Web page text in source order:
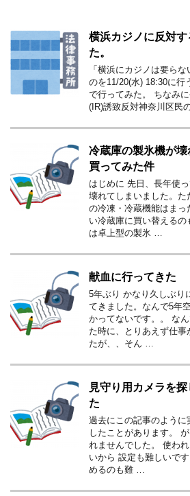
横浜カジノに反対
た。
「横浜にカジノは要ら
のを11/20(水) 18:30に行
で行ってみた。 ちなみ
(IR)誘致反対神奈川区民
冷蔵庫の製氷機が
買ってみた件
はじめに 先日、長年使
壊れてしまいました。
の冷凍・冷蔵機能はまっ
い冷蔵庫に買い替える
は卓上型の製氷 …
献血に行ってきた
5年ぶり かなり久しぶり
てきました。なんで5年
かってないです。。 な
た時に、とりあえず仕
たが、、そん …
見守り用カメラを
た
過去にこの記事のよう
したことがあります。
れませんでした。 使わ
いから 設定も難しいで
めるのも難 …